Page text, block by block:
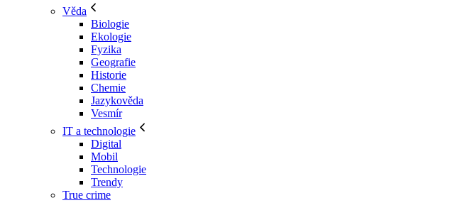
Věda
Biologie
Ekologie
Fyzika
Geografie
Historie
Chemie
Jazykověda
Vesmír
IT a technologie
Digital
Mobil
Technologie
Trendy
True crime